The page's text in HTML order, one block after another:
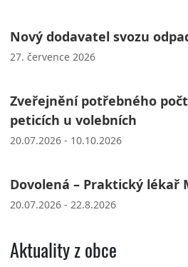
Nový dodavatel svozu
27. července 2026
Zveřejnění potřebného
peticích u volebních
20.07.2026 - 10.10.2026
Dovolená – Praktický lékař
20.07.2026 - 22.8.2026
Aktuality z obce